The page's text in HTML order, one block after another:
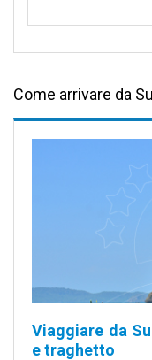
Come arrivare da
Viaggiare da
e traghetto